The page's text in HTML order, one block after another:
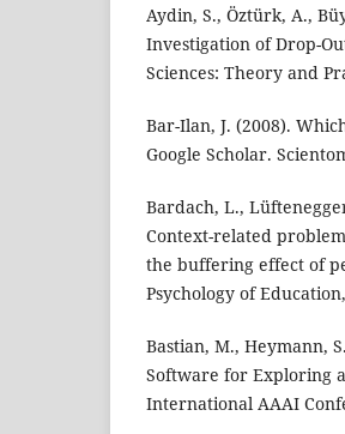
Aydin, S., Öztürk, A.,
Investigation of Drop-
Sciences: Theory and
Bar-Ilan, J. (2008).
Google Scholar.
Bardach, L.,
Context-related
the buffering effect of
Psychology of
Bastian, M., Heymann,
Software for Exploring
International AAAI